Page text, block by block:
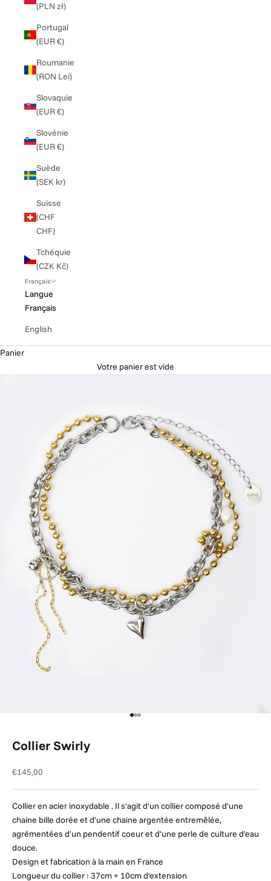
(PLN zł)
Portugal
(EUR €)
Roumanie
(RON Lei)
Slovaquie
(EUR €)
Slovénie
(EUR €)
Suède
(SEK kr)
Suisse
(CHF
CHF)
Tchéquie
(CZK Kč)
Français
Langue
Français
English
Panier
Votre panier est vide
Aller à l'élément 1
Aller à l'élément 2
Aller à l'élément 3
Collier Swirly
Prix de vente
€145,00
Collier en acier inoxydable . Il s'agit d'un collier composé d'une
chaine bille dorée et d'une chaine argentée entremêlée,
agrémentées d'un pendentif coeur et d'une perle de culture d'eau
douce.
Design et fabrication à la main en France
Longueur du collier : 37cm + 10cm d'extension